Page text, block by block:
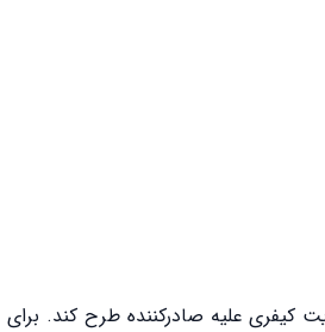
علیه صادرکننده طرح کند. برای